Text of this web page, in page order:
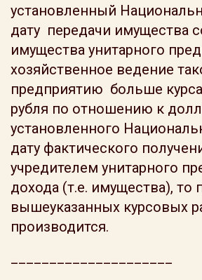
установленный
дату передачи имущества
имущества унитарного
хозяйственное ведение
предприятию больше
рубля по отношению к
установленного
дату фактического
учредителем унитарного
дохода (т.е. имущества), то
вышеуказанных курсовых
производится.